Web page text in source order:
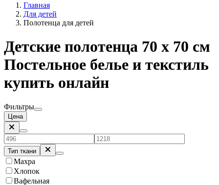
Главная
Для детей
Полотенца для детей
Детские полотенца 70 х 70 см
Постельное белье и текстиль
купить онлайн
Фильтры
Цена
Тип ткани
Махра
Хлопок
Вафельная